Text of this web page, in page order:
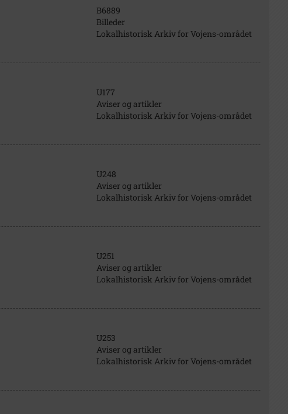
B6889
Billeder
Lokalhistorisk Arkiv for Vojens-området
U177
Aviser og artikler
Lokalhistorisk Arkiv for Vojens-området
U248
Aviser og artikler
Lokalhistorisk Arkiv for Vojens-området
U251
Aviser og artikler
Lokalhistorisk Arkiv for Vojens-området
U253
Aviser og artikler
Lokalhistorisk Arkiv for Vojens-området